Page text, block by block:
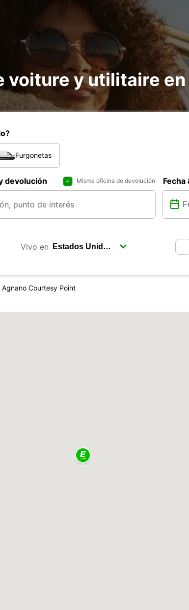
voiture y utilitaire
Furgonetas
devolución Misma oficina de devolución Fecha
Vivo en
Agnano Courtesy Point